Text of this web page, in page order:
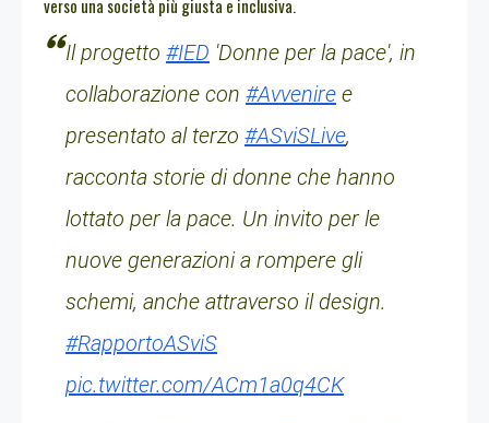
verso una società più giusta e inclusiva.
Il progetto #IED 'Donne per la pace', in
collaborazione con #Avvenire e
presentato al terzo #ASviSLive,
racconta storie di donne che hanno
lottato per la pace. Un invito per le
nuove generazioni a rompere gli
schemi, anche attraverso il design.
#RapportoASviS
pic.twitter.com/ACm1a0q4CK